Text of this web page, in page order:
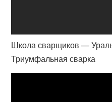
Школа сварщиков —
Триумфальная сварка